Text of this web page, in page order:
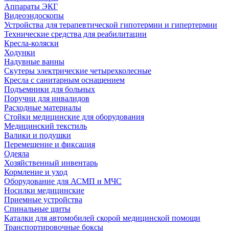
Аппараты ЭКГ
Видеоэндоскопы
Устройства для терапевтической гипотермии и гипертермии
Технические средства для реабилитации
Кресла-коляски
Ходунки
Надувные ванны
Скутеры электрические четырехколесные
Кресла с санитарным оснащением
Подъемники для больных
Поручни для инвалидов
Расходные материалы
Стойки медицинские для оборудования
Медицинский текстиль
Валики и подушки
Перемещение и фиксация
Одеяла
Хозяйственный инвентарь
Кормление и уход
Оборудование для АСМП и МЧС
Носилки медицинские
Приемные устройства
Спинальные щиты
Каталки для автомобилей скорой медицинской помощи
Транспортировочные боксы